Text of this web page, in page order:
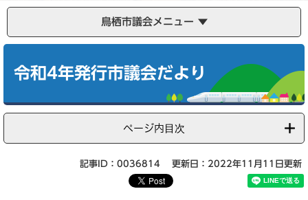
鳥栖市議会メニュー
令和4年発行市議会だより
ページ内目次
記事ID：0036814 更新日：2022年11月11日更新